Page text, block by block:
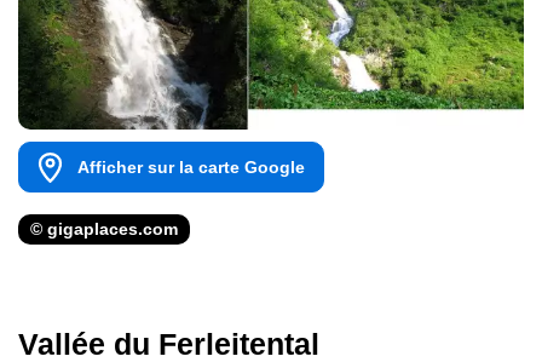
Afficher sur la carte Google
© gigaplaces.com
Vallée du Ferleitental